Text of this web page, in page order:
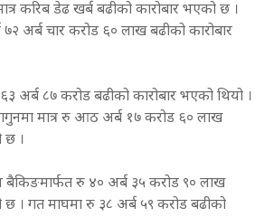
करिब डेढ खर्ब बढीको कारोबार भएको छ ।
अर्ब चार करोड ६० लाख बढीको कारोबार
अर्ब ८७ करोड बढीको कारोबार भएको थियो ।
मात्र रु आठ अर्ब १७ करोड ६० लाख
छ ।
बैकिङमार्फत रु ४० अर्ब ३५ करोड ९० लाख
छ । गत माघमा रु ३८ अर्ब ५९ करोड बढीको